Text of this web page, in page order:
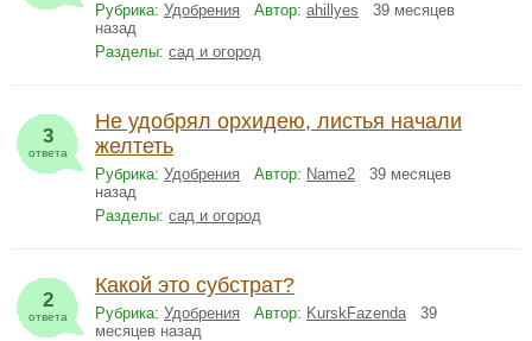
Рубрика: Удобрения Автор: ahillyes 39 месяцев
назад
Разделы: сад и огород
3
ответа
Не удобрял орхидею, листья начали
желтеть
Рубрика: Удобрения Автор: Name2 39 месяцев
назад
Разделы: сад и огород
2
ответа
Какой это субстрат?
Рубрика: Удобрения Автор: KurskFazenda39
месяцев назад